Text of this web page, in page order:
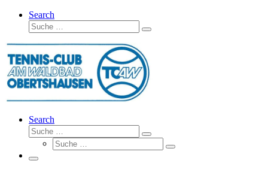
Search
Suche
Suche
Search
Suche
Suche
Suche
Suche
Menü